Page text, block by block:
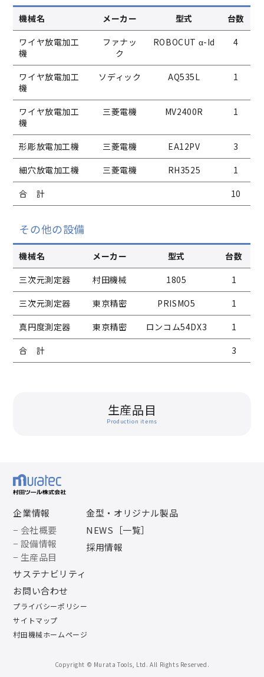
機械名 メーカー 型式
台数
ワイヤ放電加工
機
ファナッ
ク
ROBOCUT α-Id 4
ワイヤ放電加工
機
ソディック AQ535L 1
ワイヤ放電加工
機
三菱電機 MV2400R 1
形彫放電加工機 三菱電機 EA12PV
3
細穴放電加工機
三菱電機 RH3525
1
合 計
10
その他の設備
機械名 メーカー 型式
台数
三次元測定器
村田機械 1805
1
三次元測定器
東京精密 PRISMO5
1
真円度測定器
東京精密 ロンコム54DX3
1
合 計
3
生産品目
Production items
企業情報
− 会社概要
− 設備情報
− 生産品目
サステナビリティ
金型・オリジナル製品
NEWS［一覧］
採用情報
お問い合わせ
プライバシーポリシー
サイトマップ
村田機械ホームページ
Copyright © Murata Tools, Ltd. All Rights Reserved.